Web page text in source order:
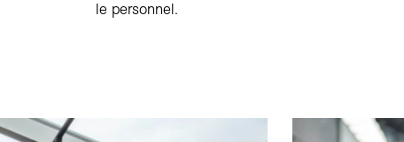
le personnel.